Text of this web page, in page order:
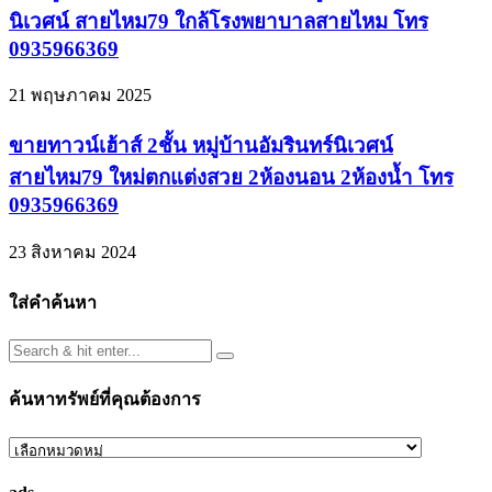
นิเวศน์ สายไหม79 ใกล้โรงพยาบาลสายไหม โทร
0935966369
21 พฤษภาคม 2025
ขายทาวน์เฮ้าส์ 2ชั้น หมู่บ้านอัมรินทร์นิเวศน์
สายไหม79 ใหม่ตกแต่งสวย 2ห้องนอน 2ห้องน้ำ โทร
0935966369
23 สิงหาคม 2024
ใส่คำค้นหา
ค้นหาทรัพย์ที่คุณต้องการ
ค้นหา